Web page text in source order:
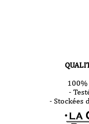
-
- Stockées